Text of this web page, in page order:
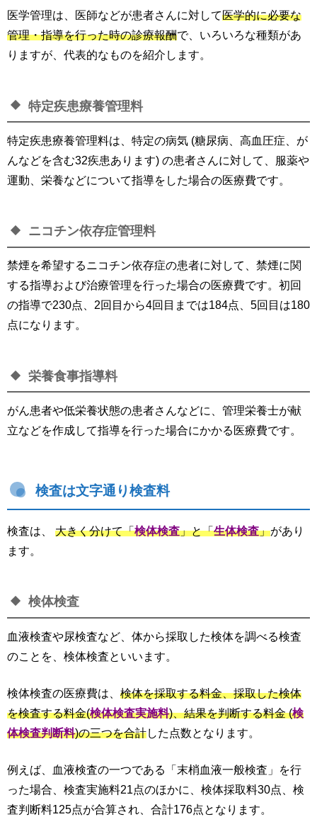
医学管理は、医師などが患者さんに対して医学的に必要な
管理・指導を行った時の診療報酬で、いろいろな種類があ
りますが、代表的なものを紹介します。
特定疾患療養管理料
特定疾患療養管理料は、特定の病気 (糖尿病、高血圧症、が
んなどを含む32疾患あります) の患者さんに対して、服薬や
運動、栄養などについて指導をした場合の医療費です。
ニコチン依存症管理料
禁煙を希望するニコチン依存症の患者に対して、禁煙に関
する指導および治療管理を行った場合の医療費です。初回
の指導で230点、2回目から4回目までは184点、5回目は180
点になります。
栄養食事指導料
がん患者や低栄養状態の患者さんなどに、管理栄養士が献
立などを作成して指導を行った場合にかかる医療費です。
検査は文字通り検査料
検査は、 大きく分けて「検体検査」と「生体検査」があり
ます。
検体検査
血液検査や尿検査など、体から採取した検体を調べる検査
のことを、検体検査といいます。
検体検査の医療費は、 検体を採取する料金、採取した検体
を検査する料金(検体検査実施料)、結果を判断する料金 (検
体検査判断料)の三つを合計した点数となります。
例えば、血液検査の一つである「末梢血液一般検査」を行
った場合、検査実施料21点のほかに、検体採取料30点、検
査判断料125点が合算され、合計176点となります。